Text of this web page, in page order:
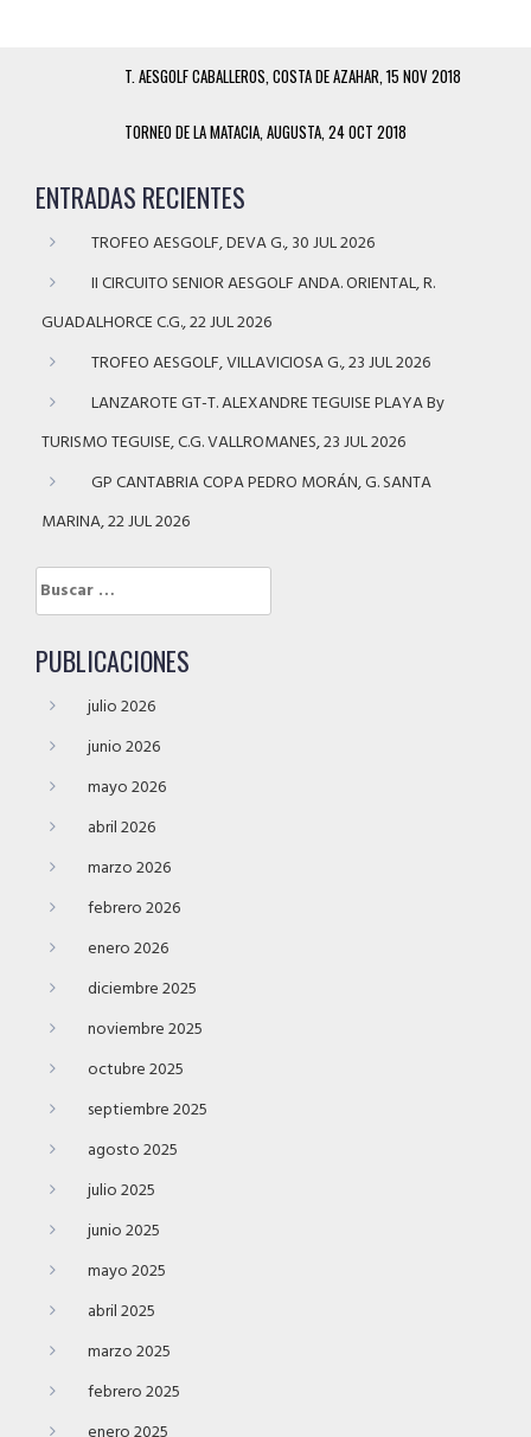
T. AESGOLF CABALLEROS, COSTA DE AZAHAR, 15 NOV 2018
TORNEO DE LA MATACIA, AUGUSTA, 24 OCT 2018
ENTRADAS RECIENTES
TROFEO AESGOLF, DEVA G., 30 JUL 2026
II CIRCUITO SENIOR AESGOLF ANDA. ORIENTAL, R.
GUADALHORCE C.G., 22 JUL 2026
TROFEO AESGOLF, VILLAVICIOSA G., 23 JUL 2026
LANZAROTE GT-T. ALEXANDRE TEGUISE PLAYA By
TURISMO TEGUISE, C.G. VALLROMANES, 23 JUL 2026
GP CANTABRIA COPA PEDRO MORÁN, G. SANTA
MARINA, 22 JUL 2026
Buscar:
PUBLICACIONES
julio 2026
junio 2026
mayo 2026
abril 2026
marzo 2026
febrero 2026
enero 2026
diciembre 2025
noviembre 2025
octubre 2025
septiembre 2025
agosto 2025
julio 2025
junio 2025
mayo 2025
abril 2025
marzo 2025
febrero 2025